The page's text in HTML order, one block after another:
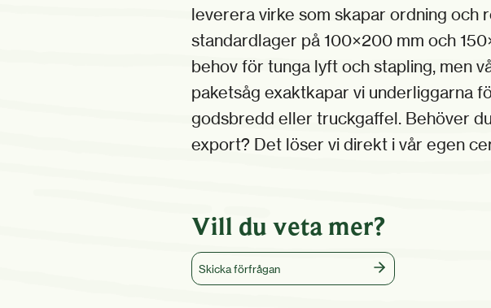
leverera virke som skapar ordning och
standardlager på 100×200 mm och
behov för tunga lyft och stapling, men
paketsåg exaktkapar vi underliggarna
godsbredd eller truckgaffel. Behöver
export? Det löser vi direkt i vår egen
Vill du veta mer?
Skicka förfrågan